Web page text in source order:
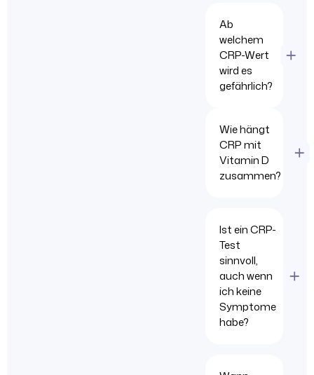
Ab
welchem
CRP-Wert
wird es
gefährlich?
Wie hängt
CRP mit
Vitamin D
zusammen?
Ist ein CRP-
Test
sinnvoll,
auch wenn
ich keine
Symptome
habe?